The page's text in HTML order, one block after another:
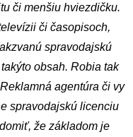
či menšiu hviezdičku.
či časopisoch,
spravodajskú
obsah. Robia tak
agentúra či vy
spravodajskú licenciu
že základom je